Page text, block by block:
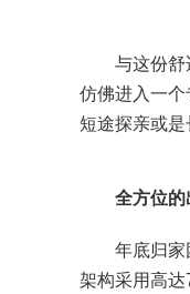
与这份舒适
仿佛进入一
短途探亲或是
全方位的
年底归家团
架构采用高